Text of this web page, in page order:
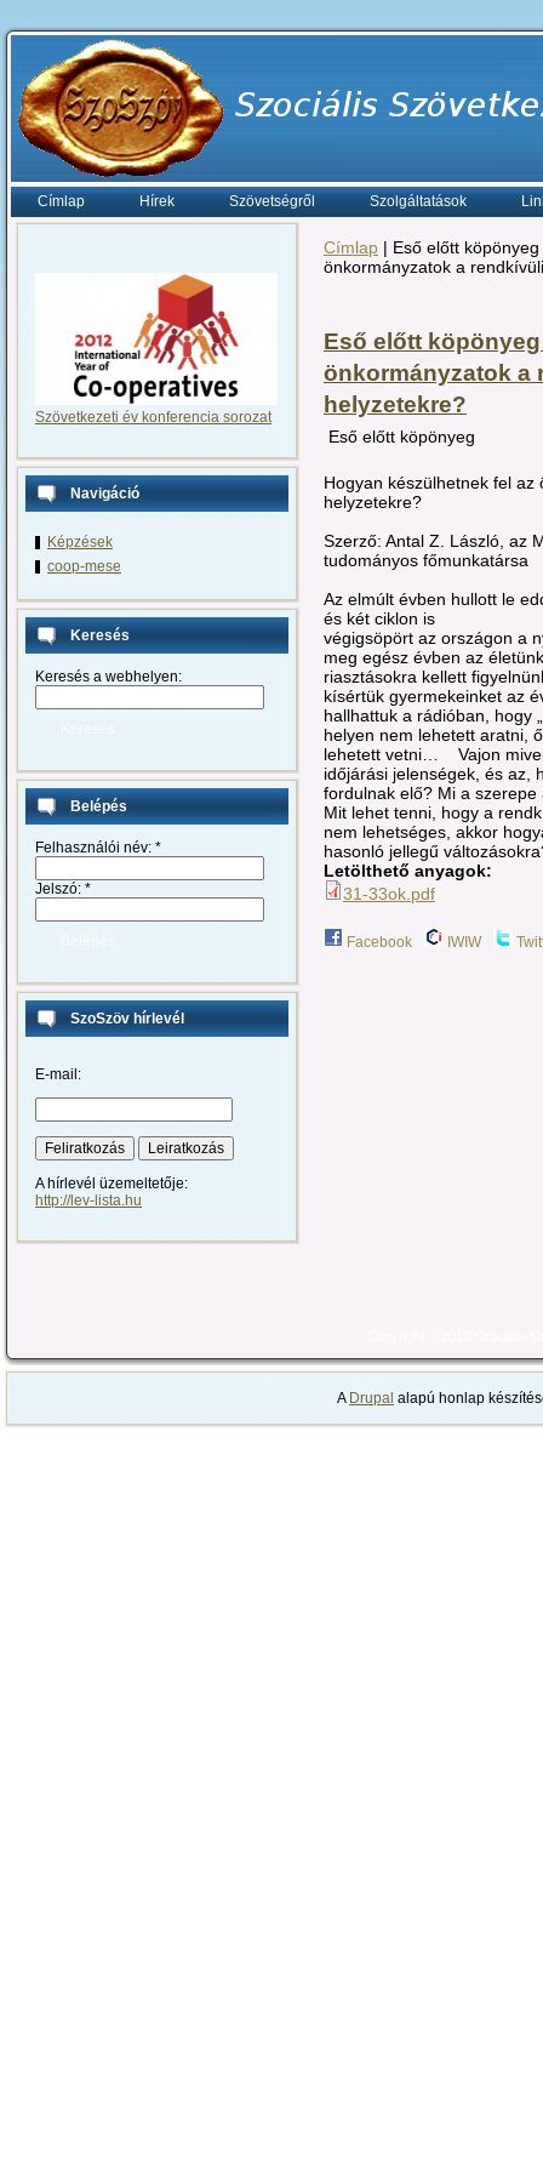
Címlap Hírek Szövetségről Szolgáltatások
Szövetkezeti év konferencia sorozat
Navigáció
Képzések
coop-mese
Keresés
Keresés a webhelyen:
Belépés
Felhasználói név: *
Jelszó: *
SzoSzöv hírlevél
E-mail:
A hírlevél üzemeltetője:
http://lev-lista.hu
Címlap | Eső előtt
önkormányzatok a
Eső előtt
önkormányzatok a
helyzetekre?
Eső előtt köpönyeg
Hogyan készülhetnek fel
helyzetekre?
Szerző: Antal Z. László, az
tudományos
Az elmúlt évben hullott le
és két ciklon is
végigsöpört az országon a
meg egész évben az
riasztásokra kellett
kísértük gyermekeinket az
hallhattuk a rádióban, hogy
helyen nem lehetett aratni,
lehetett vetni… Vajon mivel
időjárási jelenségek, és az,
fordulnak elő? Mi a
Mit lehet tenni, hogy a
nem lehetséges, akkor
hasonló jellegű
Letölthető anyagok:
31-33ok.pdf
Facebook IWIW
A Drupal alapú honlap